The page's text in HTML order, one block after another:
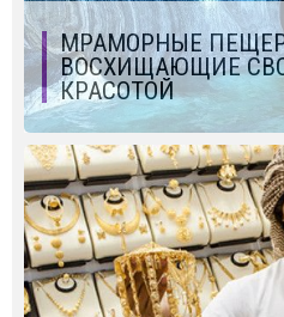
МРАМОРНЫЕ
ВОСХИЩАЮЩИЕ
КРАСОТОЙ